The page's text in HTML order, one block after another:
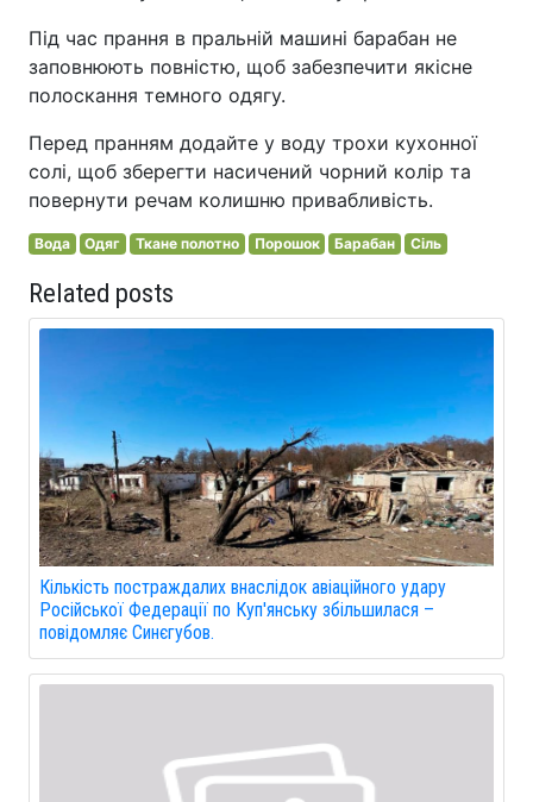
Під час прання в пральній машині барабан не
заповнюють повністю, щоб забезпечити якісне
полоскання темного одягу.
Перед пранням додайте у воду трохи кухонної
солі, щоб зберегти насичений чорний колір та
повернути речам колишню привабливість.
Вода Одяг Ткане полотно Порошок Барабан Сіль
Related posts
Кількість постраждалих внаслідок авіаційного удару
Російської Федерації по Куп'янську збільшилася –
повідомляє Синєгубов.